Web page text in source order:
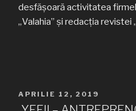
desfășoară activitatea
„Valahia” și redacția revistei
PUBLICAT
PE
APRILIE 12, 2019